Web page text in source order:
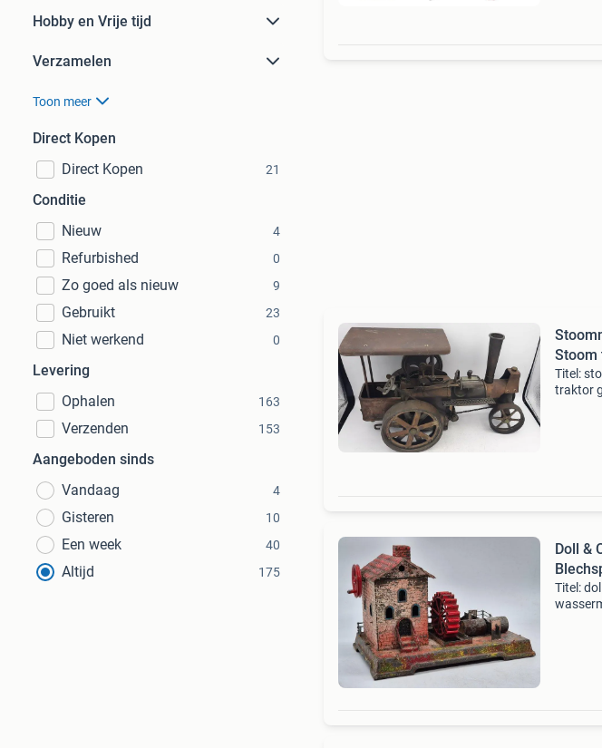
Hobby en Vrije tijd
Verzamelen
Toon meer
Direct Kopen
Direct Kopen
21
Conditie
Nieuw
4
Refurbished 0
Zo goed als nieuw 9
Gebruikt 23
Niet werkend 0
Levering
Ophalen
163
Verzenden 153
Aangeboden sinds
Vandaag
4
Gisteren 10
Een week 40
Altijd 175
Stoom
Titel:
traktor
Doll &
Titel: